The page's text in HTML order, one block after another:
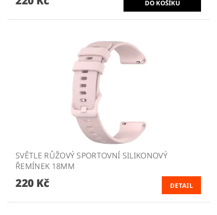
SVĚTLE RŮŽOVÝ SPORTOVNÍ SILIKONOVÝ
ŘEMÍNEK 18MM
220 Kč DETAIL